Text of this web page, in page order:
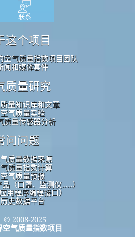
联系
这个项目
空气质量指数项目团队
闻和媒体套件
质量研究
量知识库和文章
空气质量实验
质量传感器分析
问问题
质量数据来源
质量指数计算
空气质量预报
（口罩、监测仪……）
用程序编程接口）
历史数据平台
© 2008-2025
空气质量指数项目